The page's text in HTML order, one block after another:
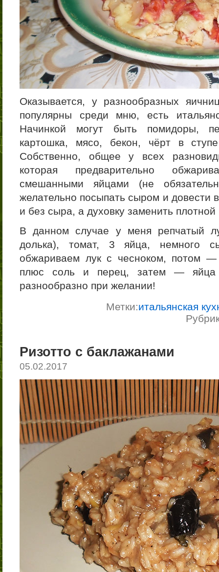
Оказывается, у разнообразных
популярны среди мню, есть
Начинкой могут быть помидоры,
картошка, мясо, бекон, чёрт в
Собственно, общее у всех
которая предварительно
смешанными яйцами (не
желательно посыпать сыром и довести
и без сыра, а духовку заменить
В данном случае у меня репчатый
долька), томат, 3 яйца, немного
обжариваем лук с чесноком, потом
плюс соль и перец, затем —
разнообразно при желании!
Метки:итальянская
Ризотто с баклажанами
05.02.2017